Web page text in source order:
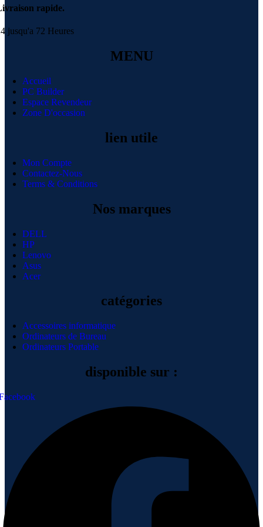
rapide.
jusqu'a 72 Heures
MENU
Accueil
PC Builder
Espace Revendeur
Zone D'occasion
lien utile
Mon Compte
Contactez-Nous
Terms & Conditions
Nos marques
DELL
HP
Lenovo
Asus
Acer
catégories
Accessoires informatique
Ordinateurs de Bureau
Ordinateurs Portable
disponible sur :